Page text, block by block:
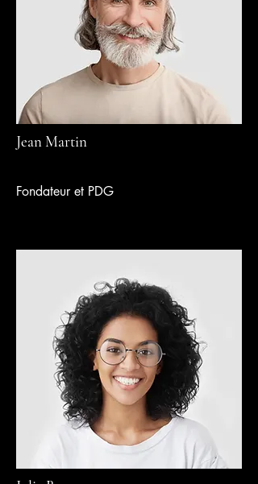
Jean Martin
Fondateur et PDG